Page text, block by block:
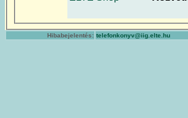
Hibabejelentés: telefonkonyv@iig.elte.hu